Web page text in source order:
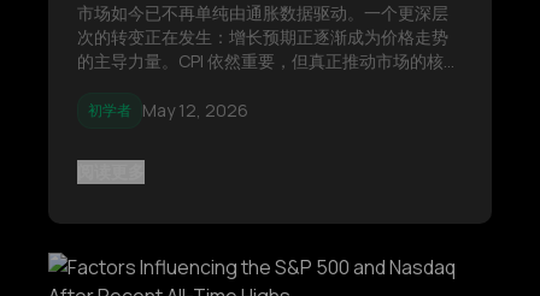
市场如今已不再单纯由通胀数据驱动。一个更深层
次的转变正在发生：增长预期正逐渐成为价格走势
的主导力量。CPI 依然重要，但真正推动市场的核心
化。
初学者 May 12, 2026